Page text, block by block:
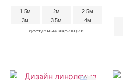
1.5м 2м
2.5м
3м
3.5м 4м
доступные вариации